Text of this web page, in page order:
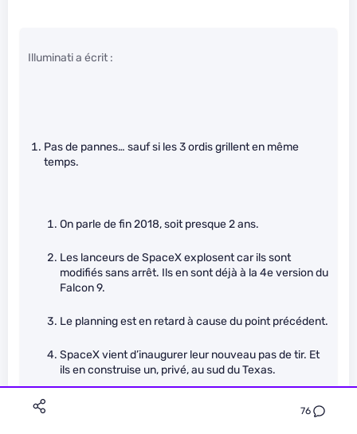
76
Illuminati a écrit :
Pas de pannes… sauf si les 3 ordis grillent en même
temps.
On parle de fin 2018, soit presque 2 ans.
Les lanceurs de SpaceX explosent car ils sont
modifiés sans arrêt. Ils en sont déjà à la 4e version du
Falcon 9.
Le planning est en retard à cause du point précédent.
SpaceX vient d’inaugurer leur nouveau pas de tir. Et
ils en construise un, privé, au sud du Texas.